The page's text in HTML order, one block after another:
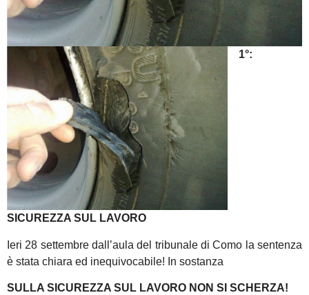
1°:
SICUREZZA SUL LAVORO
Ieri 28 settembre dall’aula del tribunale di Como la sentenza
è stata chiara ed inequivocabile! In sostanza
SULLA SICUREZZA SUL LAVORO NON SI SCHERZA!